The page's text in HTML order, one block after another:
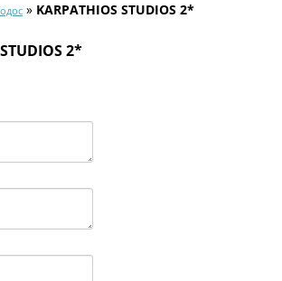
» KARPATHIOS STUDIOS 2*
2*